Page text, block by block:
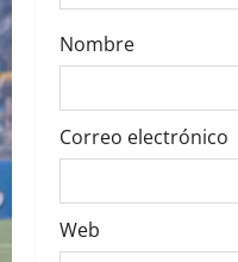
Nombre
Correo electrónico
Web